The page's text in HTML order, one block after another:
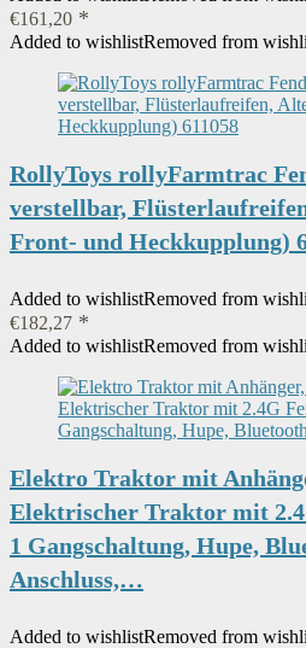
€161,20
Added to wishlistRemoved from
RollyToys rollyFarmtrac
verstellbar,
Front- und Heckkupplung)
Added to wishlistRemoved from
€182,27
Added to wishlistRemoved from
Elektro Traktor mit
Elektrischer Traktor mit
1 Gangschaltung, Hupe,
Anschluss,…
Added to wishlistRemoved from